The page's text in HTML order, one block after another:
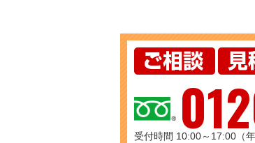
受付時間 10:00～17:00（年